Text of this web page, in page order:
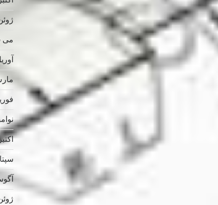
ژوئن
می 2025
آوریل
مارس
فوریه
نوامبر
اکتبر
ژوئن